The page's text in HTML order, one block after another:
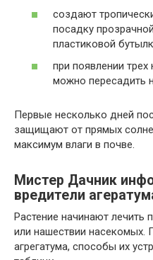
создают
посадку
пластиковой
при появлении
можно пересадить
Первые несколько дней
защищают от прямых
максимум влаги в почве.
Мистер Дачник
вредители
Растение начинают лечить
или нашествии насекомых.
агрегатума, способы их